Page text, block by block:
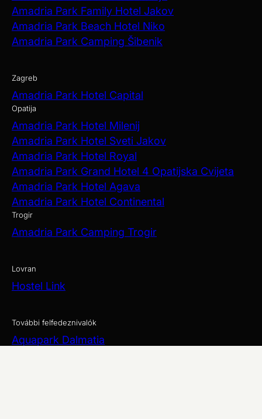
Amadria Park Family Hotel Jakov
Amadria Park Beach Hotel Niko
Amadria Park Camping Šibenik
Zagreb
Amadria Park Hotel Capital
Opatija
Amadria Park Hotel Milenij
Amadria Park Hotel Sveti Jakov
Amadria Park Hotel Royal
Amadria Park Grand Hotel 4 Opatijska Cvijeta
Amadria Park Hotel Agava
Amadria Park Hotel Continental
Trogir
Amadria Park Camping Trogir
Lovran
Hostel Link
További felfedeznivalók
Aquapark Dalmatia